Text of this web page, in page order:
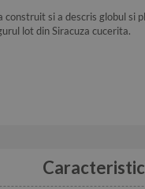
si a descris globul
lot din Siracuza cucerita.